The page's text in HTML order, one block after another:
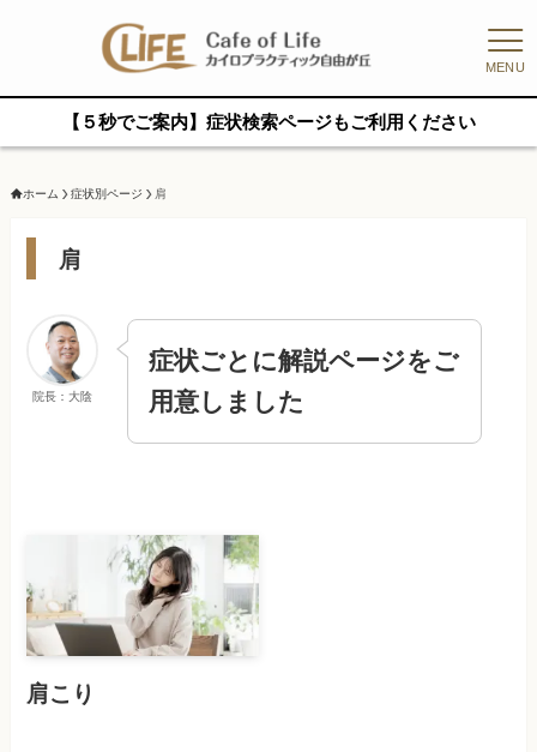
MENU
【５秒でご案内】症状検索ページもご利用ください
ホーム 症状別ページ 肩
肩
院長：大陰
症状ごとに解説ページをご
用意しました
肩こり